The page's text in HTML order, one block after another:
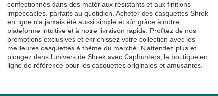
confectionnés dans des matériaux résistants et aux finitions
impeccables, parfaits au quotidien. Acheter des casquettes Shrek
en ligne n'a jamais été aussi simple et sûr grâce à notre
plateforme intuitive et à notre livraison rapide. Profitez de nos
promotions exclusives et enrichissez votre collection avec les
meilleures casquettes à thème du marché. N'attendez plus et
plongez dans l'univers de Shrek avec Caphunters, la boutique en
ligne de référence pour les casquettes originales et amusantes.